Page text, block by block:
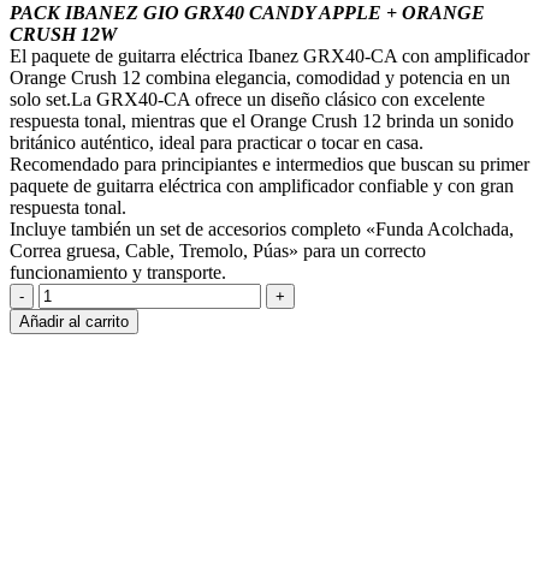
original
era:
S/1,700.00.
actual
S/1,399.00.
PACK IBANEZ GIO GRX40 CANDY APPLE + ORANGE
CRUSH 12W
El paquete de guitarra eléctrica Ibanez GRX40-CA con amplificador
Orange Crush 12 combina elegancia, comodidad y potencia en un
solo set.La GRX40-CA ofrece un diseño clásico con excelente
respuesta tonal, mientras que el Orange Crush 12 brinda un sonido
británico auténtico, ideal para practicar o tocar en casa.
Recomendado para principiantes e intermedios que buscan su primer
paquete de guitarra eléctrica con amplificador confiable y con gran
respuesta tonal.
Incluye también un set de accesorios completo «Funda Acolchada,
Correa gruesa, Cable, Tremolo, Púas» para un correcto
funcionamiento y transporte.
GIO
PACK
GRX40
Añadir al carrito